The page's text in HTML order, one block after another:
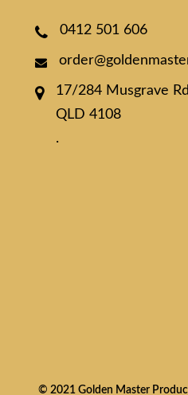
0412 501 606
17/284 Musgrave
QLD 4108
.
© 2021 Golden Master